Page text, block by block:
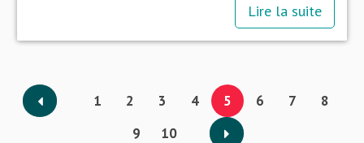
Lire la suite
1 2 3 4 5 6 7
8
9
10